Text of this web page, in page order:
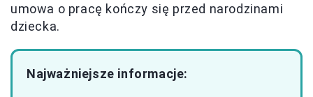
umowa o pracę kończy się przed narodzinami
dziecka.
Najważniejsze informacje: